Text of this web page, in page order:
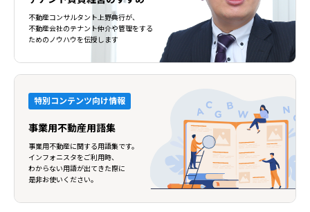
不動産コンサルタント上野典行が、
不動産会社のテナント仲介や管理をする
ためのノウハウを伝授します
特別コンテンツ向け情報
事業用不動産用語集
事業用不動産に関する用語集です。
インフォニスタをご利用時、
わからない用語が出てきた際に
是非お使いください。